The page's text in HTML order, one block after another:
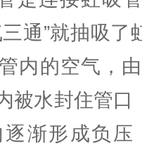
通”就抽吸
内的空气，
被水封住管口
渐形成负